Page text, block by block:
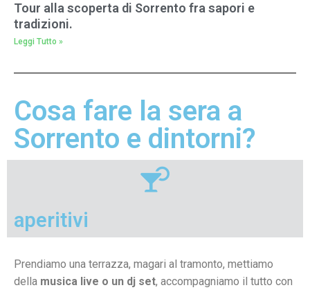
Tour alla scoperta di Sorrento fra sapori e
tradizioni.
Leggi Tutto »
Cosa fare la sera a
Sorrento e dintorni?
aperitivi
Prendiamo una terrazza, magari al tramonto, mettiamo
della musica live o un dj set, accompagniamo il tutto con